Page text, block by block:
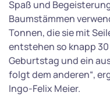
Spaß und
Baumstämmen
Tonnen, die sie mit
entstehen so knapp
Geburtstag und ein
folgt dem anderen“,
Ingo-Felix Meier.